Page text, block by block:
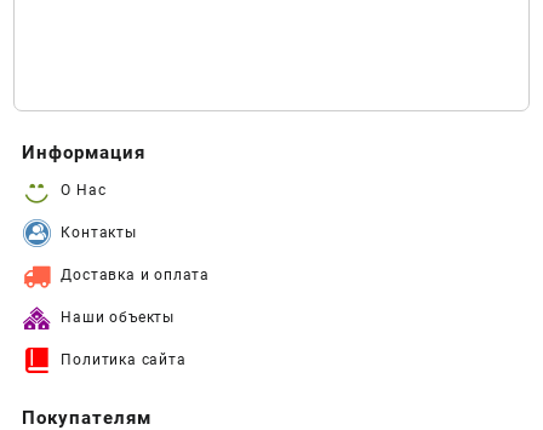
Информация
О Нас
Контакты
Доставка и оплата
Наши объекты
Политика сайта
Покупателям